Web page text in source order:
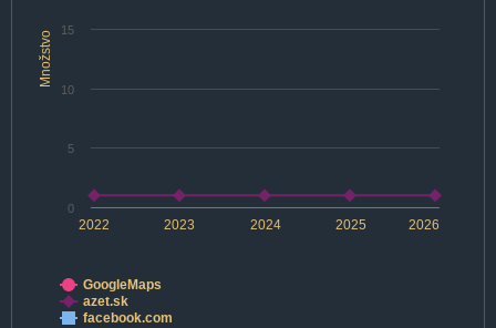
Množstvo
2022 2024 2026
2023 2025
0
5
10
15
GoogleMaps
azet.sk
facebook.com